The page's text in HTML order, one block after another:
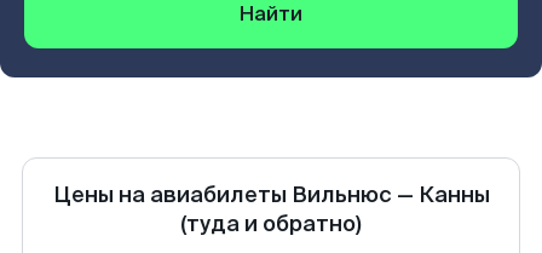
Найти
Цены на авиабилеты Вильнюс — Канны
(туда и обратно)